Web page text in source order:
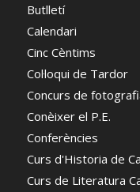
Butlletí
Calendari
Cinc Cèntims
Col·loqui de Tardor
Concurs de
Conèixer el P.E.
Conferències
Curs d'Historia de
Curs de Literatura